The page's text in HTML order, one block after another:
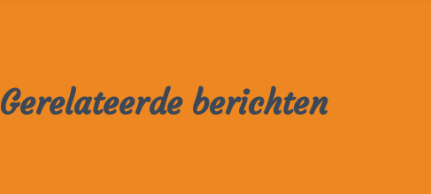
Gerelateerde berichten